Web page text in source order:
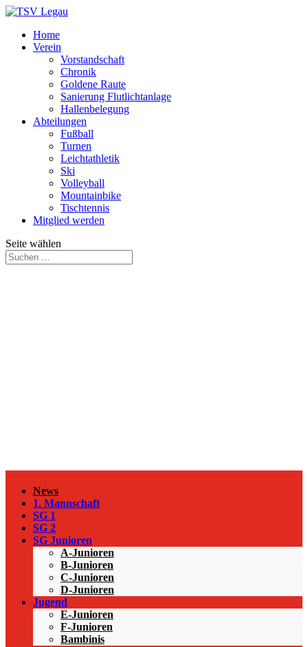
Home
Verein
Vorstandschaft
Chronik
Goldene Raute
Sanierung Flutlichtanlage
Hallenbelegung
Abteilungen
Fußball
Turnen
Leichtathletik
Ski
Volleyball
Mountainbike
Tischtennis
Mitglied werden
Seite wählen
News
1. Mannschaft
SG 1
SG 2
SG Junioren
A-Junioren
B-Junioren
C-Junioren
D-Junioren
Jugend
E-Junioren
F-Junioren
Bambinis